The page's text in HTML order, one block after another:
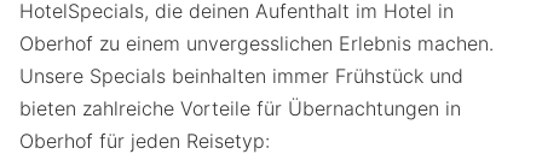
HotelSpecials, die deinen Aufenthalt im Hotel in
Oberhof zu einem unvergesslichen Erlebnis machen.
Unsere Specials beinhalten immer Frühstück und
bieten zahlreiche Vorteile für Übernachtungen in
Oberhof für jeden Reisetyp: